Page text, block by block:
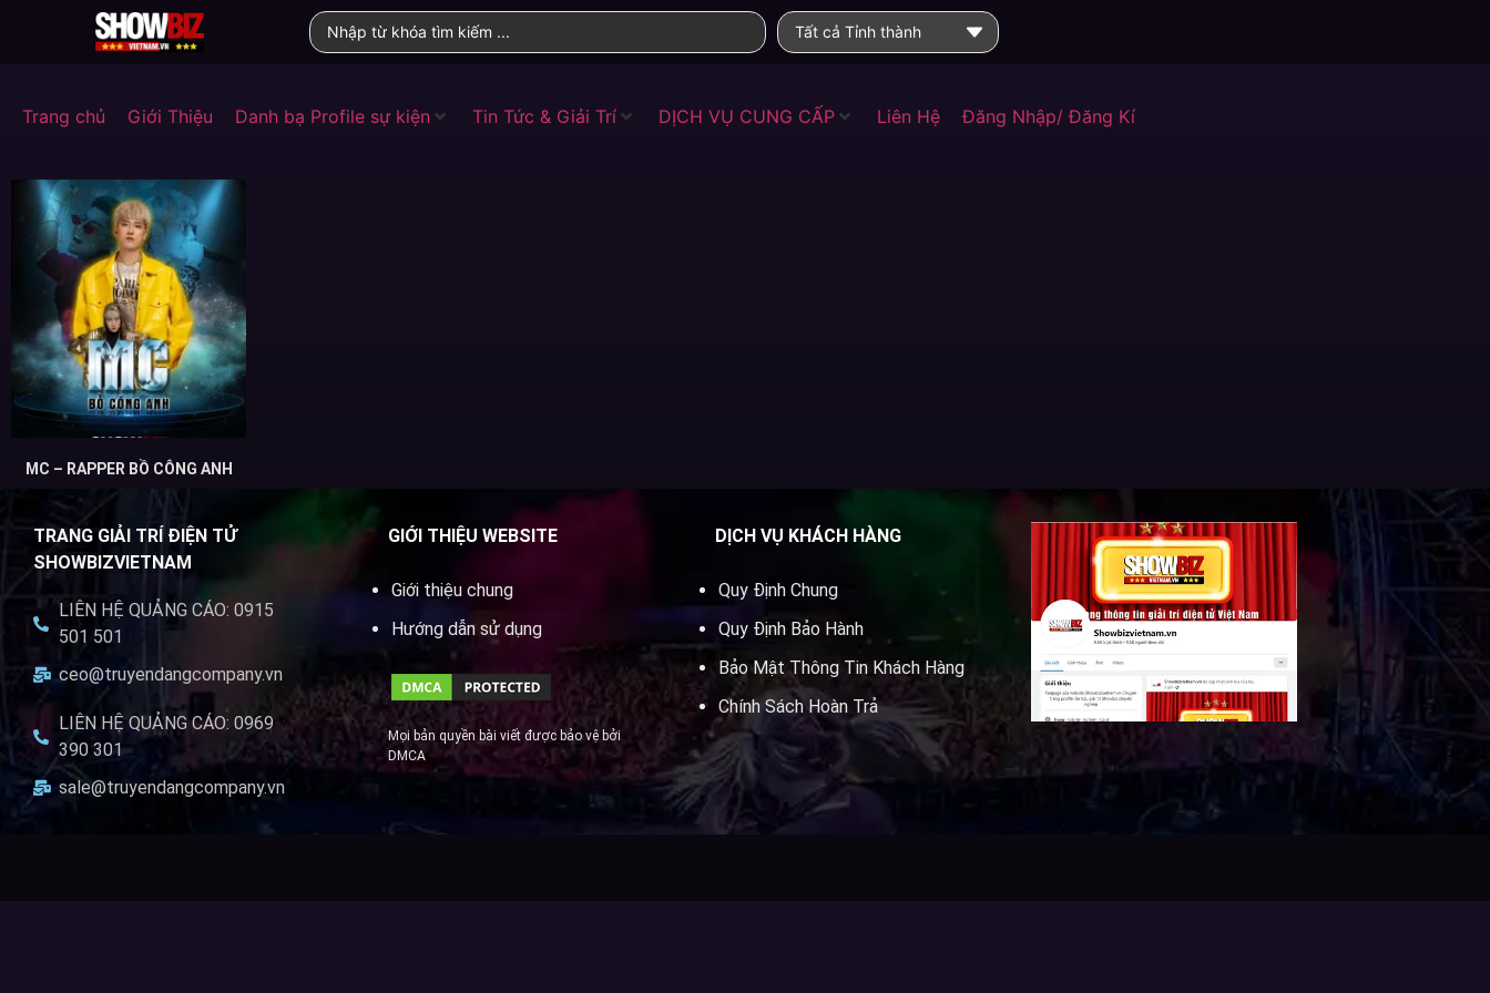
Tất cả Tỉnh thành
Trang chủ Giới Thiệu Danh bạ Profile sự kiện Tin Tức & Giải Trí DỊCH VỤ CUNG CẤP Liên Hệ Đăng Nhập/ Đăng Kí
MC – RAPPER BỒ CÔNG ANH
TRANG GIẢI TRÍ ĐIỆN TỬ
SHOWBIZVIETNAM
LIÊN HỆ QUẢNG CÁO: 0915
501 501
ceo@truyendangcompany.vn
LIÊN HỆ QUẢNG CÁO: 0969
390 301
sale@truyendangcompany.vn
GIỚI THIỆU WEBSITE
Giới thiệu chung
Hướng dẫn sử dụng
Mọi bản quyền bài viết được bảo vệ bởi
DMCA
DỊCH VỤ KHÁCH HÀNG
Quy Định Chung
Quy Định Bảo Hành
Bảo Mật Thông Tin Khách Hàng
Chính Sách Hoàn Trả